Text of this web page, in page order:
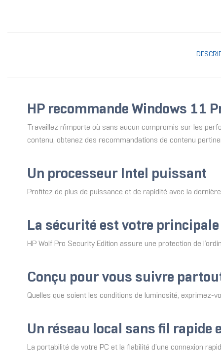
HP recommande Windows 11
Travaillez n’importe où sans aucun compromis sur les
contenu, obtenez des recommandations de contenu
Un processeur Intel puissant
Profitez de plus de puissance et de rapidité avec la
La sécurité est votre
HP Wolf Pro Security Edition assure une protection de
Conçu pour vous suivre
Quelles que soient les conditions de luminosité, exprimez-
Un réseau local sans fil rapide
La portabilité de votre PC et la fiabilité d’une connexion